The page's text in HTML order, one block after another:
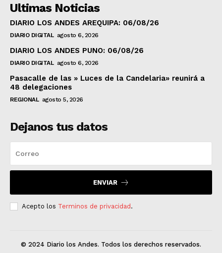
Ultimas Noticias
DIARIO LOS ANDES AREQUIPA: 06/08/26
DIARIO DIGITAL agosto 6, 2026
DIARIO LOS ANDES PUNO: 06/08/26
DIARIO DIGITAL agosto 6, 2026
Pasacalle de las » Luces de la Candelaria» reunirá a
48 delegaciones
REGIONAL agosto 5, 2026
Dejanos tus datos
ENVIAR
Acepto los Terminos de privacidad.
© 2024 Diario los Andes. Todos los derechos reservados.